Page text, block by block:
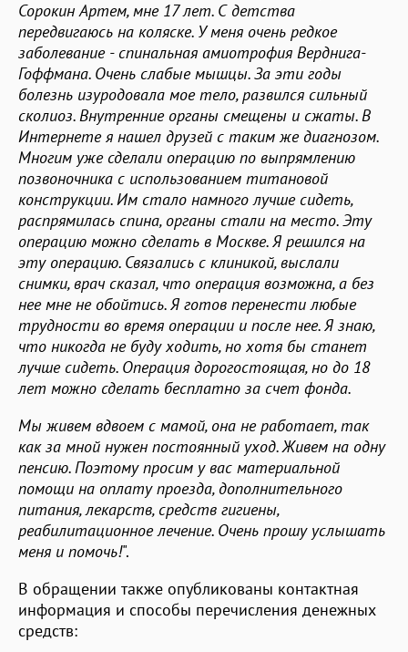
Сорокин Артем, мне 17 лет. С детства
передвигаюсь на коляске. У меня очень редкое
заболевание - спинальная амиотрофия Верднига-
Гоффмана. Очень слабые мышцы. За эти годы
болезнь изуродовала мое тело, развился сильный
сколиоз. Внутренние органы смещены и сжаты. В
Интернете я нашел друзей с таким же диагнозом.
Многим уже сделали операцию по выпрямлению
позвоночника с использованием титановой
конструкции. Им стало намного лучше сидеть,
распрямилась спина, органы стали на место. Эту
операцию можно сделать в Москве. Я решился на
эту операцию. Связались с клиникой, выслали
снимки, врач сказал, что операция возможна, а без
нее мне не обойтись. Я готов перенести любые
трудности во время операции и после нее. Я знаю,
что никогда не буду ходить, но хотя бы станет
лучше сидеть. Операция дорогостоящая, но до 18
лет можно сделать бесплатно за счет фонда.
Мы живем вдвоем с мамой, она не работает, так
как за мной нужен постоянный уход. Живем на одну
пенсию. Поэтому просим у вас материальной
помощи на оплату проезда, дополнительного
питания, лекарств, средств гигиены,
реабилитационное лечение. Очень прошу услышать
меня и помочь!".
В обращении также опубликованы контактная
информация и способы перечисления денежных
средств: